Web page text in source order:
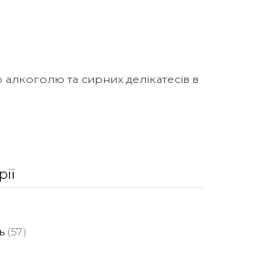
алкоголю та сирних делікатесів в
(57)